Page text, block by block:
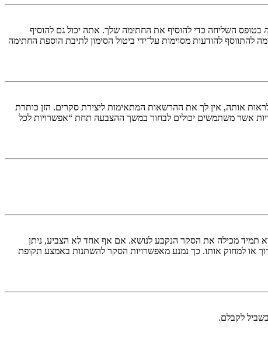
בטופס השליחה כדי להוסיף את החתימה שלך. אתה יכול גם להוסיף
להודעות מסוימות על־ידי ביטול הסימון לתיבת הוספת החתימה
אותה, אין לך את ההרשאות המתאימות ליצירת סקרים. הזן כותרת
אשר משתמשים יכולים לבחור במשך ההצבעה תחת “אפשרויות לכל
תמיד מכילה את הסקר הנקבע לנושא. אם אף אחד לא הצביע, ניתן
או למחוק אותו. כך נמנע מאפשרויות הסקר להשתנות באמצע תקופת
לקבלם.